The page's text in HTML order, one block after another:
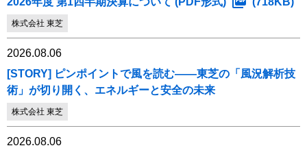
株式会社 東芝
2026.08.06
[STORY] ピンポイントで風を読む――東芝の「風況解析技
術」が切り開く、エネルギーと安全の未来
株式会社 東芝
2026.08.06